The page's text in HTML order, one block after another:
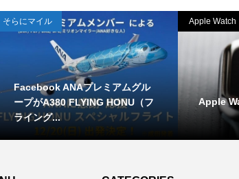
そらにマイル
Facebook ANAプレミアムグル
ープがA380 FLYING HONU（フ
ライング...
Apple Watch
Apple